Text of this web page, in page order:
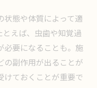
状態や体質によって適
えば、虫歯や知覚過
必要になることも。施
の副作用が出ることが
けておくことが重要で